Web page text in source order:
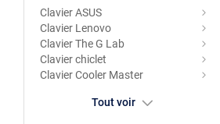
Clavier ASUS
Clavier Lenovo
Clavier The G Lab
Clavier chiclet
Clavier Cooler Master
Tout voir